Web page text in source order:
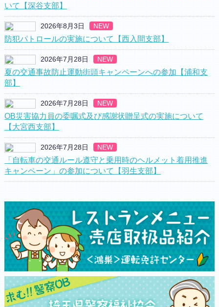
いて【深谷支部】
2026年8月3日 NEW
防犯パトロールの実施について【西入間支部】
2026年7月28日 NEW
夏の交通事故防止運動街頭キャンペーンへの参加【浦和支
部】
2026年7月28日 NEW
OB災害協力員の委嘱式及び感謝状贈呈式の実施について
【大宮西支部】
2026年7月28日 NEW
「自転車の交通ルール遵守と乗用時のヘルメット着用推進
キャンペーン」の参加について【羽生支部】